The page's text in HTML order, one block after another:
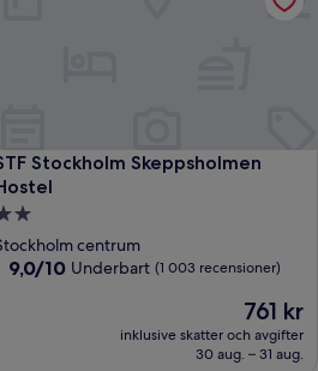
Stockholm Skeppsholmen
Stockholm Skeppsholmen Hostel
boende
centrum
9.0
9,0/10 Underbart (1 003 recensioner)
Priset
är
761 kr
761 kr
inklusive skatter och avgifter
30 aug. – 31 aug.